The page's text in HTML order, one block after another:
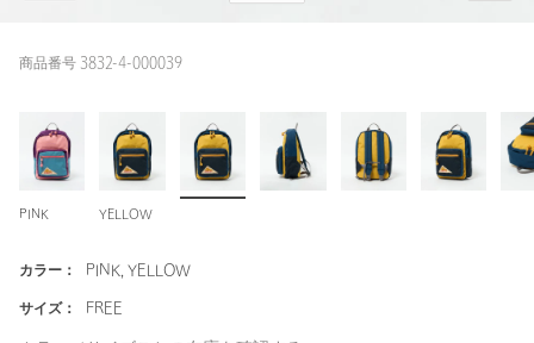
商品番号 3832-4-000039
PINK YELLOW
カラー： PINK, YELLOW
サイズ： FREE